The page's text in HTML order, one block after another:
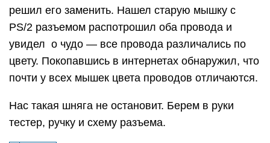
решил его заменить. Нашел старую мышку с
PS/2 разъемом распотрошил оба провода и
увидел о чудо — все провода различались по
цвету. Покопавшись в интернетах обнаружил, что
почти у всех мышек цвета проводов отличаются.
Нас такая шняга не остановит. Берем в руки
тестер, ручку и схему разъема.